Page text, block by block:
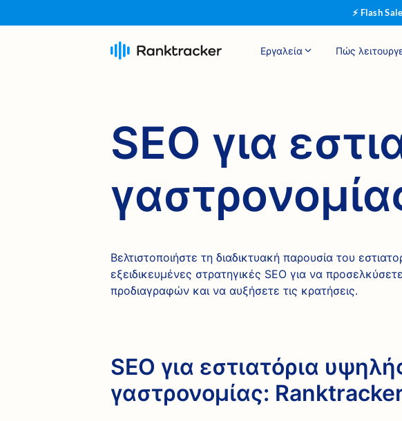
⚡ Flash
Εργαλεία Πώς
SEO για
Βελτιστοποιήστε τη διαδικτυακή παρουσία του
εξειδικευμένες στρατηγικές SEO για να
προδιαγραφών και να αυξήσετε τις κρατήσεις.
SEO για εστιατόρια
γαστρονομίας: